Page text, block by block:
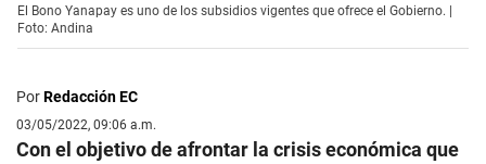
El Bono Yanapay es uno de los subsidios vigentes que ofrece el Gobierno. |
Foto: Andina
PorRedacción EC
03/05/2022, 09:06 a.m.
Con el objetivo de afrontar la crisis económica que